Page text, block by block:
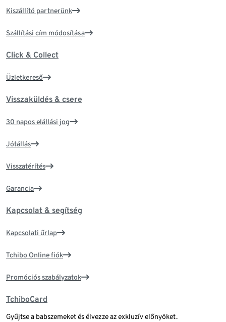
Kiszállító partnerünk
Szállítási cím módosítása
Click & Collect
Üzletkereső
Visszaküldés & csere
30 napos elállási jog
Jótállás
Visszatérítés
Garancia
Kapcsolat & segítség
Kapcsolati űrlap
Tchibo Online fiók
Promóciós szabályzatok
TchiboCard
Gyűjtse a babszemeket és élvezze az exkluzív előnyöket.